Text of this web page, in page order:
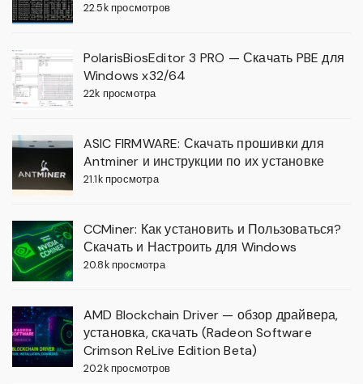
22.5k просмотров
PolarisBiosEditor 3 PRO — Скачать PBE для
Windows x32/64
22k просмотра
ASIC FIRMWARE: Скачать прошивки для
Antminer и инструкции по их установке
21.1k просмотра
CCMiner: Как установить и Пользоваться?
Скачать и Настроить для Windows
20.8k просмотра
AMD Blockchain Driver — обзор драйвера,
установка, скачать (Radeon Software
Crimson ReLive Edition Beta)
20.2k просмотров